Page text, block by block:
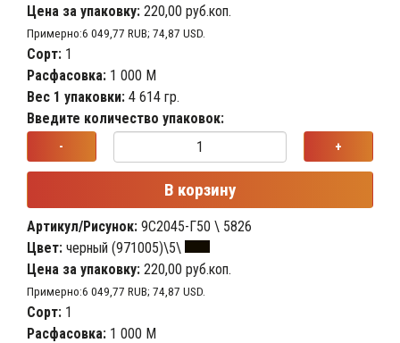
Цена за упаковку: 220,00 руб.коп.
Примерно:6 049,77 RUB; 74,87 USD.
Сорт: 1
Расфасовка: 1 000 М
Вес 1 упаковки: 4 614 гр.
Введите количество упаковок:
- +
В корзину
Артикул/Рисунок: 9С2045-Г50 \ 5826
Цвет: черный (971005)\5\
Цена за упаковку: 220,00 руб.коп.
Примерно:6 049,77 RUB; 74,87 USD.
Сорт: 1
Расфасовка: 1 000 М